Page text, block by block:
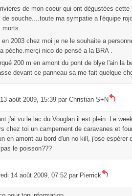
de mon coeur qui ont dégustées
de souche....toute ma sympatie a l'équipe
morts.
en 2003 chez moi je ne le souhaite a
pèche.merçi nico de pensé a la BRA .
200 m en amont du pont de blye l'ain la
devant ce panneau sa me fait quelque
13 août 2009, 15:39 par Christian S+N
j'ai vu le lac du Vouglan il est plein. Le
chez toi un campement de caravanes et
en amont au bord d'un no kill, j'ose espérer
le poisson???
14 août 2009, 07:52 par Pierrick